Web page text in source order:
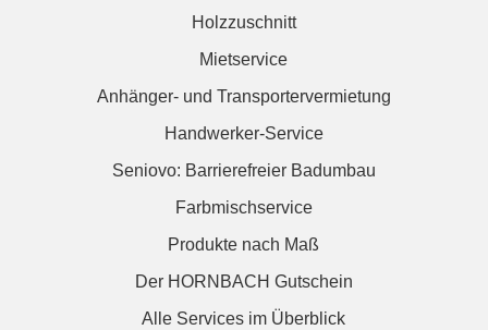
Holzzuschnitt
Mietservice
Anhänger- und Transportervermietung
Handwerker-Service
Seniovo: Barrierefreier Badumbau
Farbmischservice
Produkte nach Maß
Der HORNBACH Gutschein
Alle Services im Überblick